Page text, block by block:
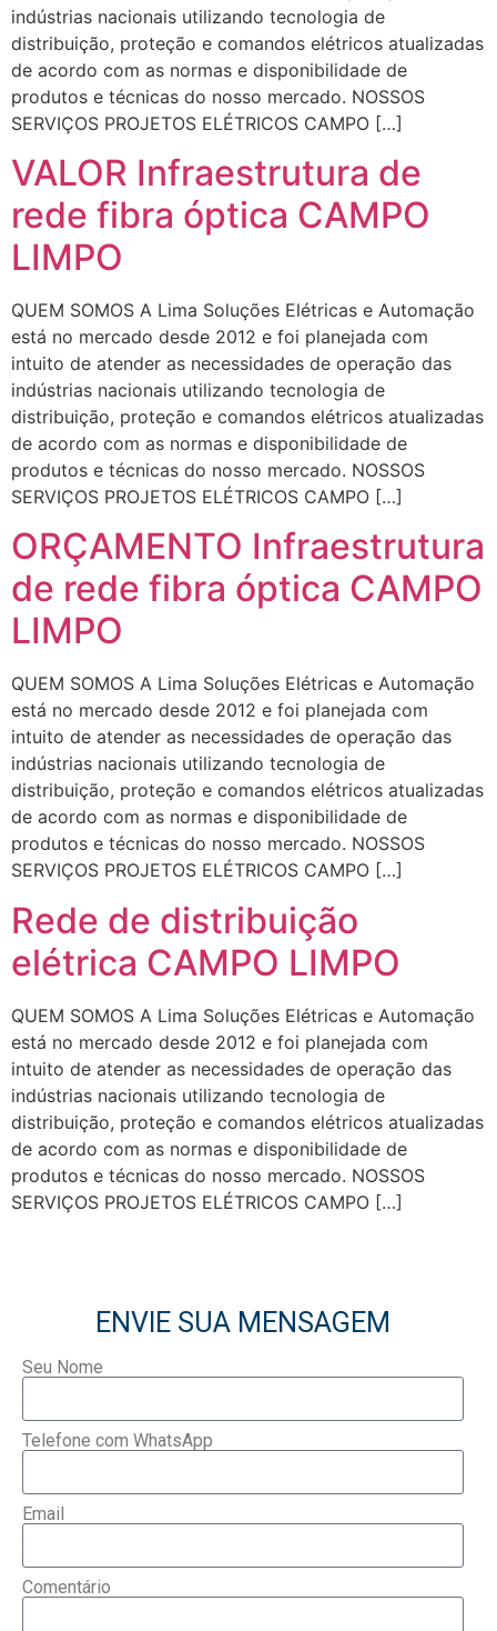
indústrias nacionais utilizando tecnologia de
distribuição, proteção e comandos elétricos atualizadas
de acordo com as normas e disponibilidade de
produtos e técnicas do nosso mercado. NOSSOS
SERVIÇOS PROJETOS ELÉTRICOS CAMPO […]
VALOR Infraestrutura de
rede fibra óptica CAMPO
LIMPO
QUEM SOMOS A Lima Soluções Elétricas e Automação
está no mercado desde 2012 e foi planejada com
intuito de atender as necessidades de operação das
indústrias nacionais utilizando tecnologia de
distribuição, proteção e comandos elétricos atualizadas
de acordo com as normas e disponibilidade de
produtos e técnicas do nosso mercado. NOSSOS
SERVIÇOS PROJETOS ELÉTRICOS CAMPO […]
ORÇAMENTO Infraestrutura
de rede fibra óptica CAMPO
LIMPO
QUEM SOMOS A Lima Soluções Elétricas e Automação
está no mercado desde 2012 e foi planejada com
intuito de atender as necessidades de operação das
indústrias nacionais utilizando tecnologia de
distribuição, proteção e comandos elétricos atualizadas
de acordo com as normas e disponibilidade de
produtos e técnicas do nosso mercado. NOSSOS
SERVIÇOS PROJETOS ELÉTRICOS CAMPO […]
Rede de distribuição
elétrica CAMPO LIMPO
QUEM SOMOS A Lima Soluções Elétricas e Automação
está no mercado desde 2012 e foi planejada com
intuito de atender as necessidades de operação das
indústrias nacionais utilizando tecnologia de
distribuição, proteção e comandos elétricos atualizadas
de acordo com as normas e disponibilidade de
produtos e técnicas do nosso mercado. NOSSOS
SERVIÇOS PROJETOS ELÉTRICOS CAMPO […]
ENVIE SUA MENSAGEM
Seu Nome
Telefone com WhatsApp
Email
Comentário